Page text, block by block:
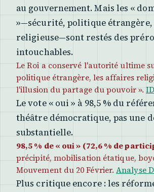
au gouvernement. Mais les «
»—sécurité, politique
religieuse—sont restés des
intouchables.
Le Roi a conservé l'autorité ultime
politique étrangère, les affaires
l'illusion du partage du pouvoir ».
Le vote « oui » à 98,5 % du
théâtre démocratique, pas une
substantielle.
98,5 % de « oui » (72,6 % de
précipité, mobilisation étatique,
Mouvement du 20 Février.Analyse
Plus critique encore : les